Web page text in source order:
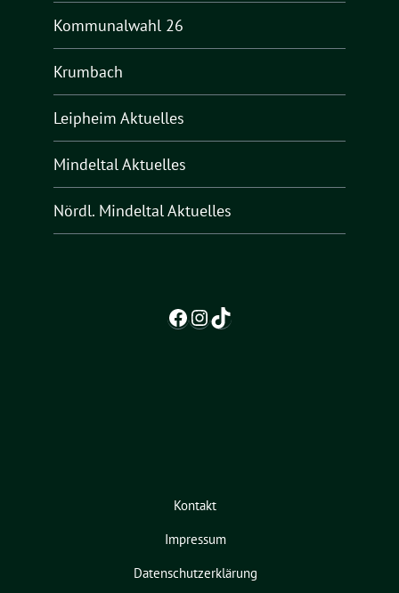
Kommunalwahl 26
Krumbach
Leipheim Aktuelles
Mindeltal Aktuelles
Nördl. Mindeltal Aktuelles
Facebook
Instagram
TikTok
Kontakt
Impressum
Datenschutzerklärung